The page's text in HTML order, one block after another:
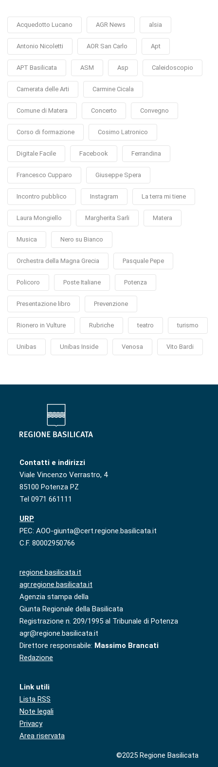
Acquedotto Lucano AGR News alsia
Antonio Nicoletti AOR San Carlo Apt
APT Basilicata ASM Asp Caleidoscopio
Camerata delle Arti Carmine Cicala
Comune di Matera Concerto Convegno
Corso di formazione Cosimo Latronico
Digitale Facile Facebook Ferrandina
Francesco Cupparo Giuseppe Spera
Incontro pubblico Instagram La terra mi tiene
Laura Mongiello Margherita Sarli Matera
Musica Nero su Bianco
Orchestra della Magna Grecia Pasquale Pepe
Policoro Poste Italiane Potenza
Presentazione libro Prevenzione
Rionero in Vulture Rubriche teatro turismo
Unibas Unibas Inside Venosa Vito Bardi
Contatti e indirizzi
Viale Vincenzo Verrastro, 4
85100 Potenza PZ
Tel 0971 661111
URP
PEC: AOO-giunta@cert.regione.basilicata.it
C.F. 80002950766
regione.basilicata.it
agr.regione.basilicata.it
Agenzia stampa della
Giunta Regionale della Basilicata
Registrazione n. 209/1995 al Tribunale di Potenza
agr@regione.basilicata.it
Direttore responsabile: Massimo Brancati
Redazione
Link utili
Lista RSS
Note legali
Privacy
Area riservata
©2025 Regione Basilicata